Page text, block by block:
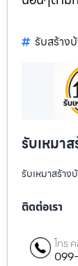
รับสร้าง
รับเหมา
รับเหมาสร้า
ติดต่อเรา
โทร